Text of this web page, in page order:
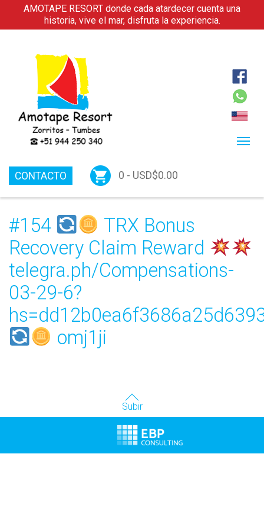
AMOTAPE RESORT donde cada atardecer cuenta una
historia, vive el mar, disfruta la experiencia.
CONTACTO 0 - USD$0.00
#154
TRX Bonus
Recovery Claim Reward
telegra.ph/Compensations-
03-29-6?
omj1ji
Subir